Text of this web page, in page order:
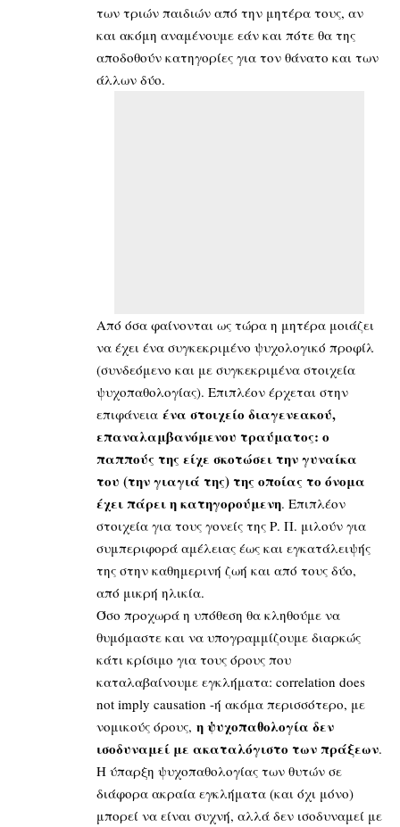
των τριών παιδιών από την μητέρα τους, αν
και ακόμη αναμένουμε εάν και πότε θα της
αποδοθούν κατηγορίες για τον θάνατο και των
άλλων δύο.
Από όσα φαίνονται ως τώρα η μητέρα μοιάζει
να έχει ένα συγκεκριμένο ψυχολογικό προφίλ
(συνδεόμενο και με συγκεκριμένα στοιχεία
ψυχοπαθολογίας). Επιπλέον έρχεται στην
επιφάνεια ένα στοιχείο διαγενεακού,
επαναλαμβανόμενου τραύματος: ο
παππούς της είχε σκοτώσει την γυναίκα
του (την γιαγιά της) της οποίας το όνομα
έχει πάρει η κατηγορούμενη. Επιπλέον
στοιχεία για τους γονείς της Ρ. Π. μιλούν για
συμπεριφορά αμέλειας έως και εγκατάλειψής
της στην καθημερινή ζωή και από τους δύο,
από μικρή ηλικία.
Όσο προχωρά η υπόθεση θα κληθούμε να
θυμόμαστε και να υπογραμμίζουμε διαρκώς
κάτι κρίσιμο για τους όρους που
καταλαβαίνουμε εγκλήματα: correlation does
not imply causation -ή ακόμα περισσότερο, με
νομικούς όρους, η ψυχοπαθολογία δεν
ισοδυναμεί με ακαταλόγιστο των πράξεων.
Η ύπαρξη ψυχοπαθολογίας των θυτών σε
διάφορα ακραία εγκλήματα (και όχι μόνο)
μπορεί να είναι συχνή, αλλά δεν ισοδυναμεί με